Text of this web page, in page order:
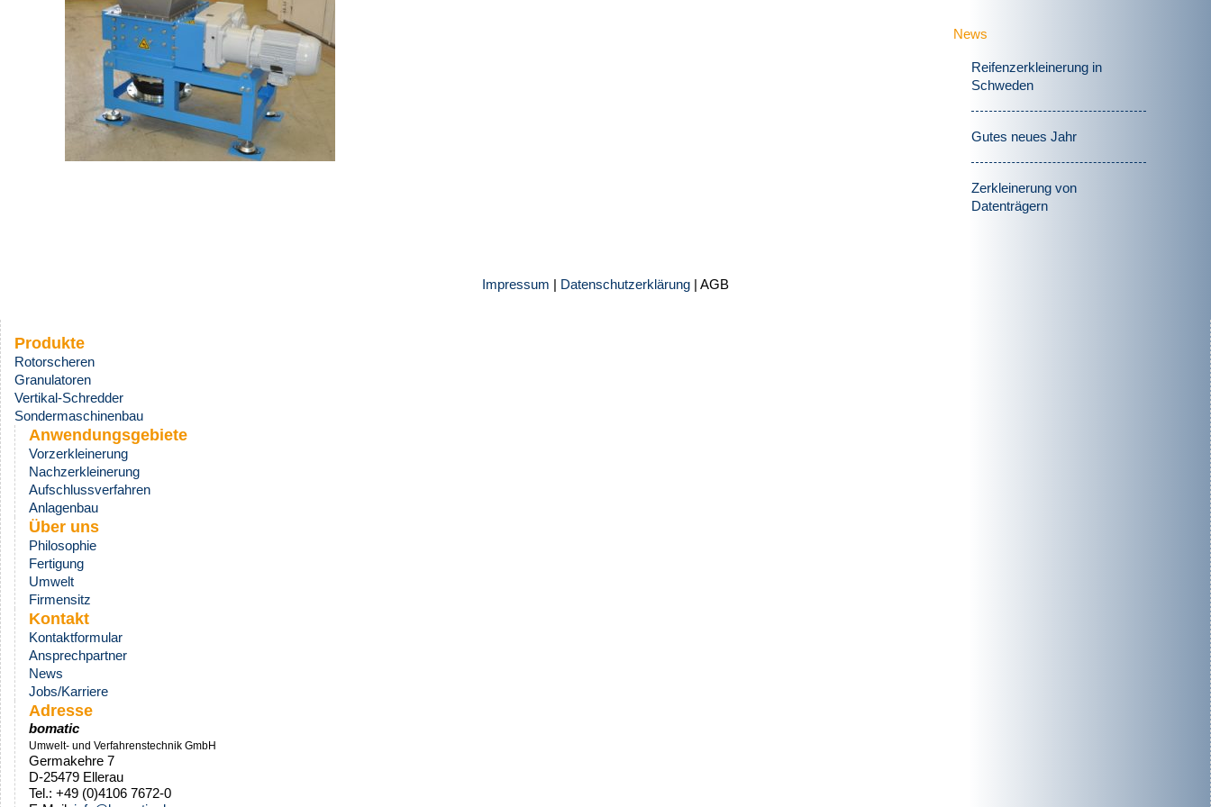
News
Reifenzerkleinerung in
Schweden
Gutes neues Jahr
Zerkleinerung von
Datenträgern
Impressum | Datenschutzerklärung | AGB
Produkte
Rotorscheren
Granulatoren
Vertikal-Schredder
Sondermaschinenbau
Anwendungsgebiete
Vorzerkleinerung
Nachzerkleinerung
Aufschlussverfahren
Anlagenbau
Über uns
Philosophie
Fertigung
Umwelt
Firmensitz
Kontakt
Kontaktformular
Ansprechpartner
News
Jobs/Karriere
Adresse
bomatic
Umwelt- und Verfahrenstechnik GmbH
Germakehre 7
D-25479 Ellerau
Tel.: +49 (0)4106 7672-0